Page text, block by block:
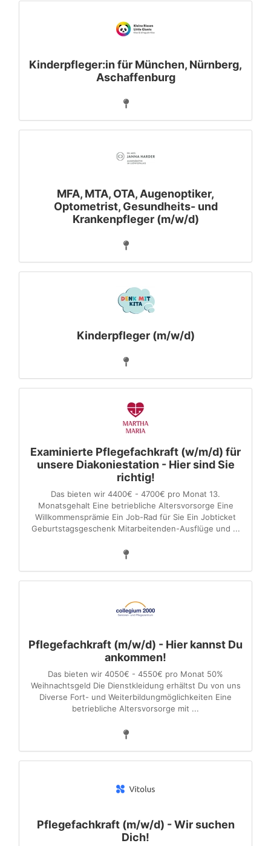
Kinderpfleger:in für München, Nürnberg,
Aschaffenburg
MFA, MTA, OTA, Augenoptiker,
Optometrist, Gesundheits- und
Krankenpfleger (m/w/d)
Kinderpfleger (m/w/d)
Examinierte Pflegefachkraft (w/m/d) für
unsere Diakoniestation - Hier sind Sie
richtig!
Das bieten wir 4400€ - 4700€ pro Monat 13.
Monatsgehalt Eine betriebliche Altersvorsorge Eine
Willkommensprämie Ein Job-Rad für Sie Ein Jobticket
Geburtstagsgeschenk Mitarbeitenden-Ausflüge und ...
Pflegefachkraft (m/w/d) - Hier kannst Du
ankommen!
Das bieten wir 4050€ - 4550€ pro Monat 50%
Weihnachtsgeld Die Dienstkleidung erhältst Du von uns
Diverse Fort- und Weiterbildungmöglichkeiten Eine
betriebliche Altersvorsorge mit ...
Pflegefachkraft (m/w/d) - Wir suchen
Dich!